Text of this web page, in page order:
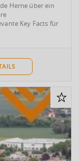
Herne über ein
Key Facts für